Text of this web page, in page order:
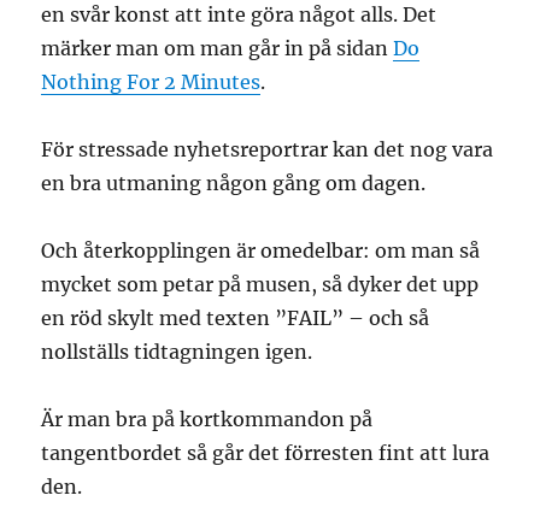
en svår konst att inte göra något alls. Det
märker man om man går in på sidanDo
Nothing For 2 Minutes.
För stressade nyhetsreportrar kan det nog vara
en bra utmaning någon gång om dagen.
Och återkopplingen är omedelbar: om man så
mycket som petar på musen, så dyker det upp
en röd skylt med texten ”FAIL” – och så
nollställs tidtagningen igen.
Är man bra på kortkommandon på
tangentbordet så går det förresten fint att lura
den.